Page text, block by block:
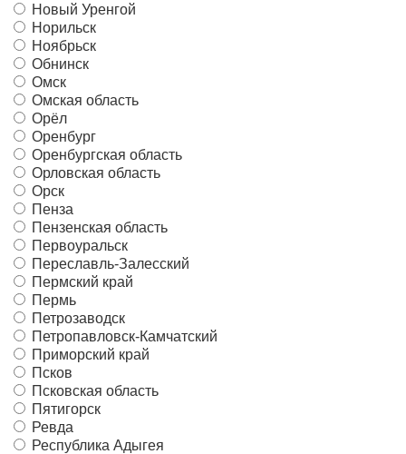
Новый Уренгой
Норильск
Ноябрьск
Обнинск
Омск
Омская область
Орёл
Оренбург
Оренбургская область
Орловская область
Орск
Пенза
Пензенская область
Первоуральск
Переславль-Залесский
Пермский край
Пермь
Петрозаводск
Петропавловск-Камчатский
Приморский край
Псков
Псковская область
Пятигорск
Ревда
Республика Адыгея